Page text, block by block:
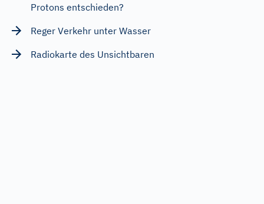
Protons entschieden?
Reger Verkehr unter Wasser
Radiokarte des Unsichtbaren